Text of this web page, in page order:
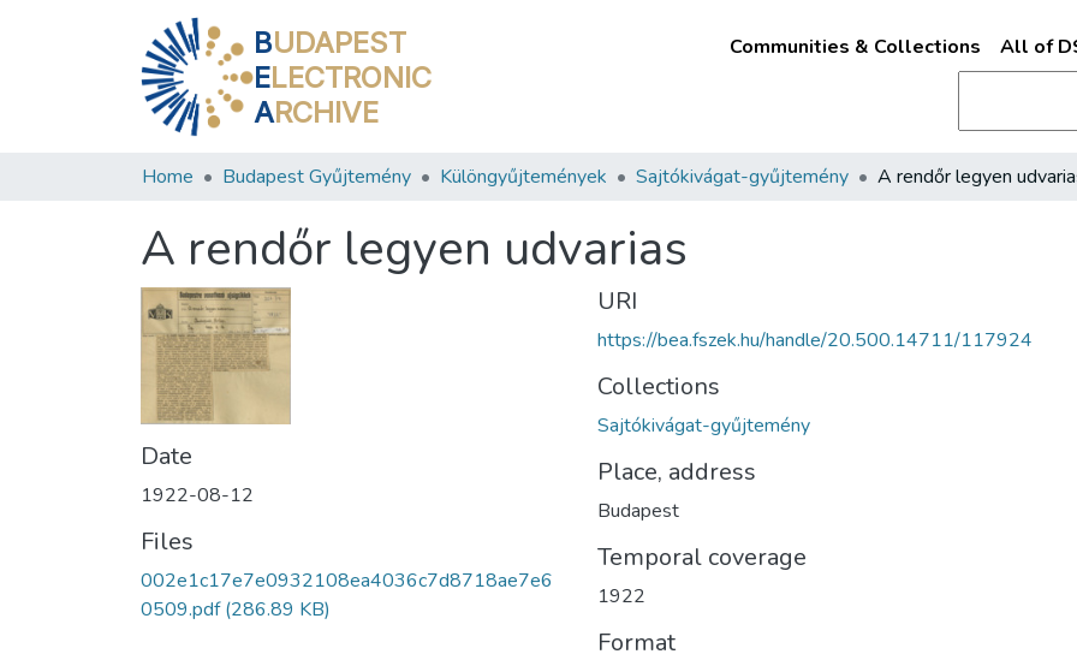
BUDAPEST
ELECTRONIC
ARCHIVE
Communities & Collections All of
Home Budapest Gyűjtemény Különgyűjtemények Sajtókivágat-gyűjtemény A rendőr legyen
A rendőr legyen udvarias
Date
1922-08-12
Files
002e1c17e7e0932108ea4036c7d8718ae7e6
0509.pdf(286.89 KB)
URI
https://bea.fszek.hu/handle/20.500.14711/117924
Collections
Sajtókivágat-gyűjtemény
Place, address
Budapest
Temporal coverage
1922
Format